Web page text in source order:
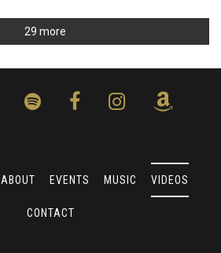
29 more
ABOUT EVENTS MUSIC VIDEOS
CONTACT